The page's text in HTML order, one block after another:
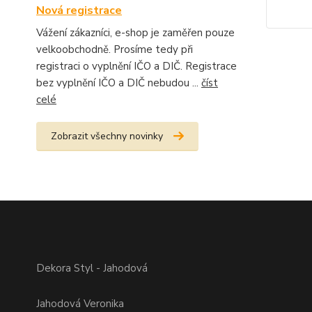
Nová registrace
Vážení zákazníci, e-shop je zaměřen pouze
velkoobchodně. Prosíme tedy při
registraci o vyplnění IČO a DIČ. Registrace
bez vyplnění IČO a DIČ nebudou ... číst
celé
Zobrazit všechny novinky
Dekora Styl - Jahodová
Jahodová Veronika